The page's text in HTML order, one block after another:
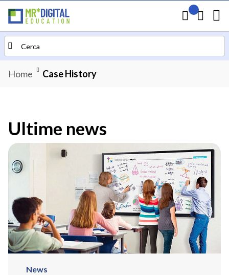
Carrello
Il mio
Search
Home Case History
Ultime news
News